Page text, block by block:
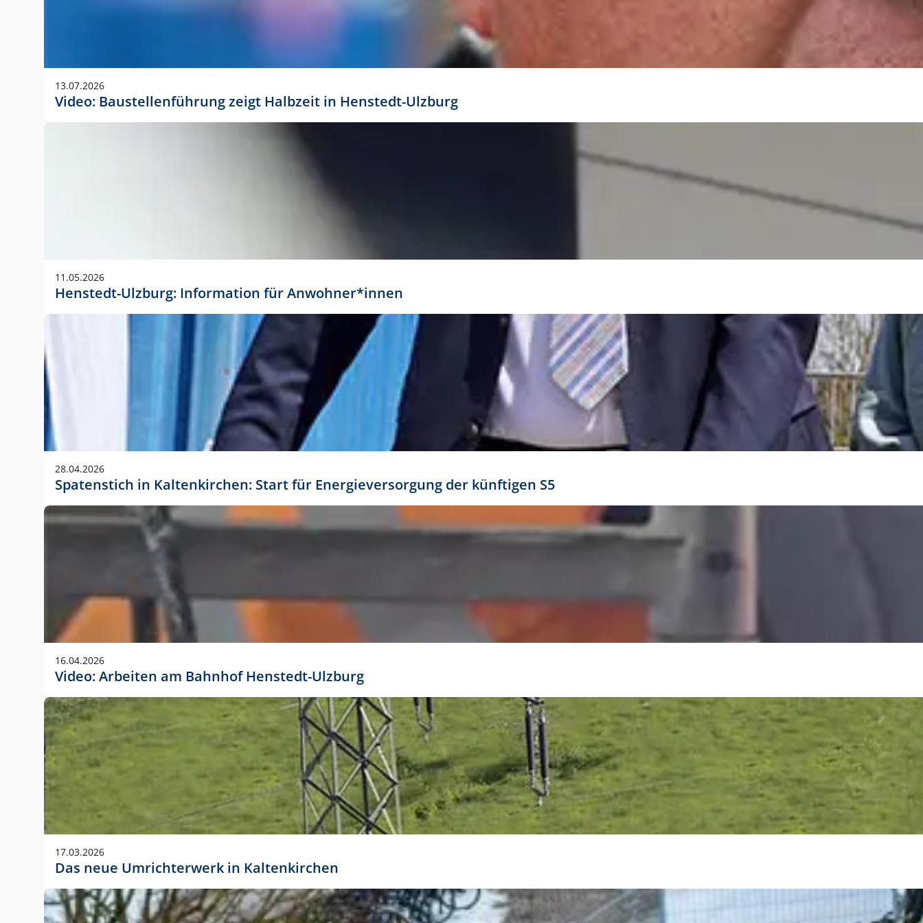
Anwendungsgröße im Layout:
Die Logohöhe beträgt 4 – 10 % der jeweiligen Formathöhe. Daraus ergeben sich für gängige Formate
folgende fest definierte Anwendungsgrößen im Layout:
DIN A3 – 15 mm hoch (5 %)
DIN A1 – 39 mm hoch (5 %)
DIN lang – 10 mm hoch (5 %)
1080 x 1080 px – 78 px hoch (7 %)
In Ausnahmefällen darf das Logo jedoch auch größer oder kleiner gesetzt werden. Dazu bedarf es jedoch
stets der vorherigen Absprache mit der Marketingabteilung.
13.07.2026
Video: Baustellenführung zeigt Halbzeit in Henstedt-Ulzburg
11.05.2026
Henstedt-Ulzburg: Information für Anwohner*innen
28.04.2026
Spatenstich in Kaltenkirchen: Start für Energieversorgung der künftigen S5
16.04.2026
Video: Arbeiten am Bahnhof Henstedt-Ulzburg
17.03.2026
Das neue Umrichterwerk in Kaltenkirchen